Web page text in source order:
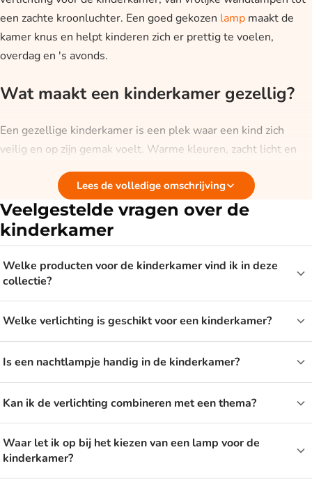
een zachte kroonluchter. Een goed gekozen lamp maakt de
kamer knus en helpt kinderen zich er prettig te voelen,
overdag en 's avonds.
Wat maakt een kinderkamer gezellig?
Een gezellige kinderkamer is een plek waar een kind zich
veilig en op zijn gemak voelt. Warme kleuren, zacht licht en
vrolijke details dragen daaraan bij. Een wandlamp met een
figuurtje of een nachtlampje geeft niet alleen licht, maar ook
een vertrouwd gevoel als het donker wordt. Zo wordt de
kamer een fijne plek om te spelen, te lezen en te slapen.
Wandlamp, nachtlampje of
kroonluchter?
De keuze hangt af van waar je het licht voor wilt gebruiken.
Een wandlamp geeft sfeervol licht en neemt geen ruimte in
op het nachtkastje. Een nachtlampje is fijn als je kind niet in
het volle donker wil slapen. Een kroonluchter geeft de kamer
juist een speelse blikvanger aan het plafond. Vaak werkt een
combinatie het best, met een basislamp en wat extra
sfeerlicht.
Verlichting die meegroeit met je kind
Lees de volledige omschrijving
Veelgestelde vragen over de
kinderkamer
Welke producten voor de kinderkamer vind ik in deze
collectie?
Welke verlichting is geschikt voor een kinderkamer?
Is een nachtlampje handig in de kinderkamer?
Kan ik de verlichting combineren met een thema?
Waar let ik op bij het kiezen van een lamp voor de
kinderkamer?